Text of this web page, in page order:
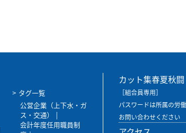
タグ一覧
公営企業（上下水・ガ
ス・交通）
会計年度任用職員制
カット集春夏秋闘
［組合員専用］
パスワードは所属の労
お問い合わせください